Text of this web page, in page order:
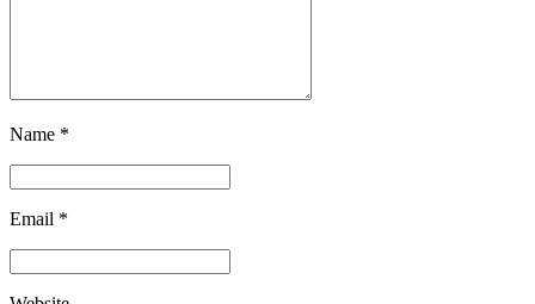
Name *
Email *